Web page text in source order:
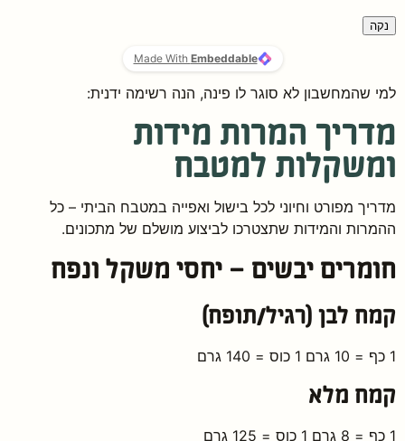
למי שהמחשבון לא סוגר לו פינה, הנה רשימה ידנית:
מדריך המרות מידות
ומשקלות למטבח
מדריך מפורט וחיוני לכל בישול ואפייה במטבח הביתי – כל
ההמרות והמידות שתצטרכו לביצוע מושלם של מתכונים.
חומרים יבשים – יחסי משקל ונפח
קמח לבן (רגיל/תופח)
1 כף = 10 גרם 1 כוס = 140 גרם
קמח מלא
1 כף = 8 גרם 1 כוס = 125 גרם